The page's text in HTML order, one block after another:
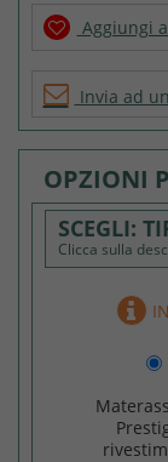
Aggiungi
Invia ad
OPZIONI
Clicca sulla